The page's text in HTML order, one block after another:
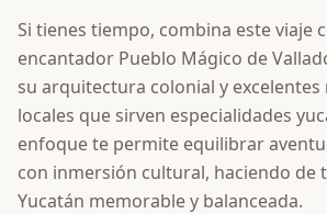
Si tienes tiempo, combina este viaje
encantador Pueblo Mágico de
su arquitectura colonial y
locales que sirven especialidades
enfoque te permite equilibrar
con inmersión cultural, haciendo de
Yucatán memorable y balanceada.